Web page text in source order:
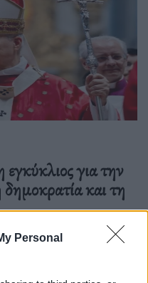
Personal
για την
και τη